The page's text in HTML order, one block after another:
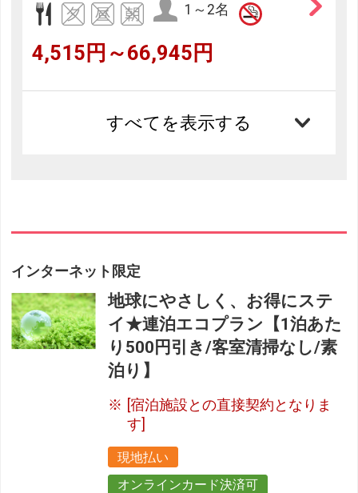
1～2名
4,515円～66,945円
すべてを表示する
インターネット限定
地球にやさしく、お得にステ
イ★連泊エコプラン【1泊あた
り500円引き/客室清掃なし/素
泊り】
[宿泊施設との直接契約となりま
す]
現地払い
オンラインカード決済可